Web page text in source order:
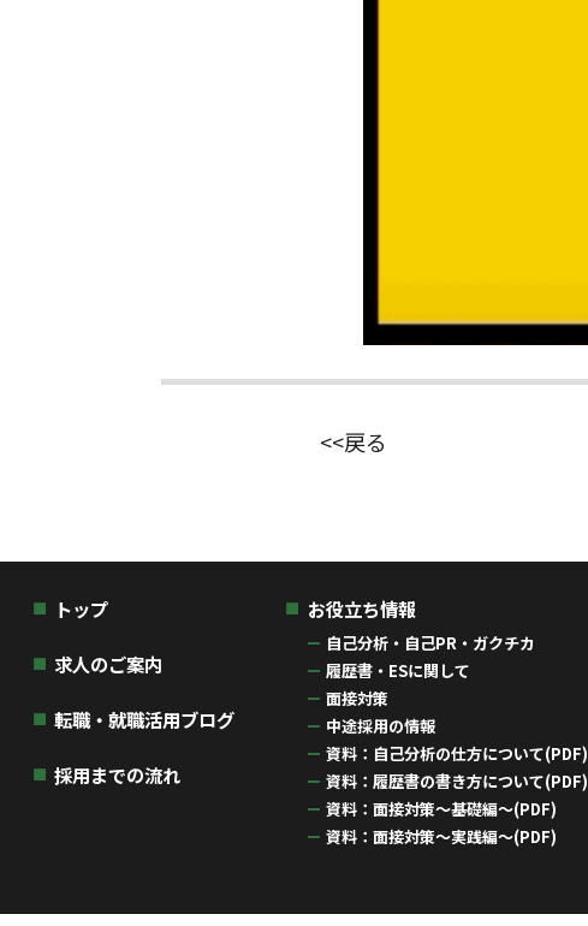
<<戻る
トップ
求人のご案内
転職・就職活用ブログ
採用までの流れ
お役立ち情報
自己分析・自己PR・ガクチカ
履歴書・ESに関して
面接対策
中途採用の情報
資料：自己分析の仕方について(PDF)
資料：履歴書の書き方について(PDF)
資料：面接対策〜基礎編〜(PDF)
資料：面接対策〜実践編〜(PDF)